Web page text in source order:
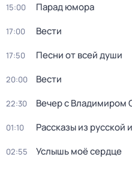
15:00 Парад юмора
17:00 Вести
17:50 Песни от всей души
20:00 Вести
22:30 Вечер с Владимиром
01:10 Рассказы из русской
02:55 Услышь моё сердце